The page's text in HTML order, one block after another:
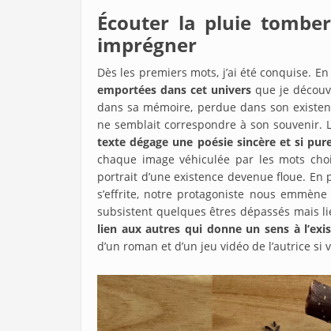
Écouter la pluie
imprégner
Dès les premiers mots, j’ai été conquise.
emportées dans cet univers que je
dans sa mémoire, perdue dans son
ne semblait correspondre à son
texte dégage une poésie sincère et si
chaque image véhiculée par les mots
portrait d’une existence devenue floue.
s’effrite, notre protagoniste nous
subsistent quelques êtres dépassés mais
lien aux autres qui donne un sens à
d’un roman et d’un jeu vidéo de l’autrice